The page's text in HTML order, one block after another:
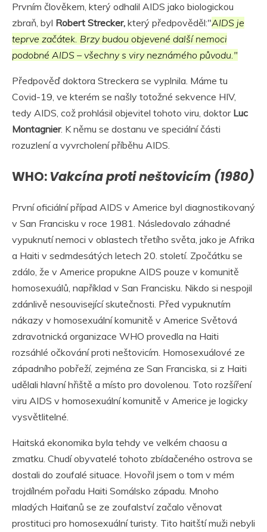
Prvním člověkem, který odhalil AIDS jako biologickou
zbraň, byl Robert Strecker, který předpověděl:"AIDS je
teprve začátek. Brzy budou objevené další nemoci
podobné AIDS – všechny s viry neznámého původu."
Předpověď doktora Streckera se vyplnila. Máme tu
Covid-19, ve kterém se našly totožné sekvence HIV,
tedy AIDS, což prohlásil objevitel tohoto viru, doktor Luc
Montagnier. K němu se dostanu ve speciální části
rozuzlení a vyvrcholení příběhu AIDS.
WHO:Vakcína proti neštovicím (1980)
První oficiální případ AIDS v Americe byl diagnostikovaný
v San Francisku v roce 1981. Následovalo záhadné
vypuknutí nemoci v oblastech třetího světa, jako je Afrika
a Haiti v sedmdesátých letech 20. století. Zpočátku se
zdálo, že v Americe propukne AIDS pouze v komunitě
homosexuálů, například v San Francisku. Nikdo si nespojil
zdánlivě nesouvisející skutečnosti. Před vypuknutím
nákazy v homosexuální komunitě v Americe Světová
zdravotnická organizace WHO provedla na Haiti
rozsáhlé očkování proti neštovicím. Homosexuálové ze
západního pobřeží, zejména ze San Franciska, si z Haiti
udělali hlavní hřiště a místo pro dovolenou. Toto rozšíření
viru AIDS v homosexuální komunitě v Americe je logicky
vysvětlitelné.
Haitská ekonomika byla tehdy ve velkém chaosu a
zmatku. Chudí obyvatelé tohoto zbídačeného ostrova se
dostali do zoufalé situace. Hovořil jsem o tom v mém
trojdílném pořadu Haiti Somálsko západu. Mnoho
mladých Haiťanů se ze zoufalství začalo věnovat
prostituci pro homosexuální turisty. Tito haitští muži nebyli